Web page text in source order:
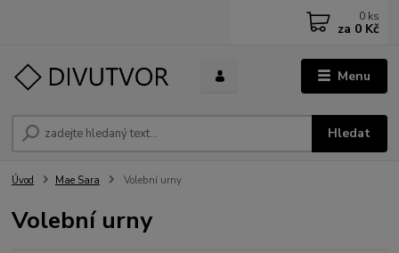
Menu
Hledat
0 ks
za 0 Kč
Úvod Mae Sara Volební urny
Volební urny